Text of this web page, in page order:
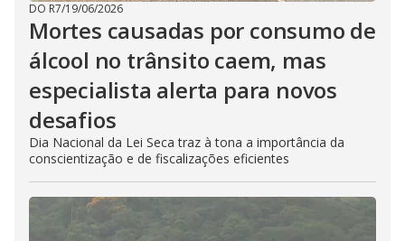
DO R7/19/06/2026
Mortes causadas por consumo de
álcool no trânsito caem, mas
especialista alerta para novos
desafios
Dia Nacional da Lei Seca traz à tona a importância da
conscientização e de fiscalizações eficientes